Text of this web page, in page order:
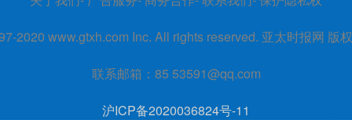
2020 www.gtxh.com Inc. All rights reserved. 亚太时报网 版
联系邮箱：85 53591@qq.com
沪ICP备2020036824号-11